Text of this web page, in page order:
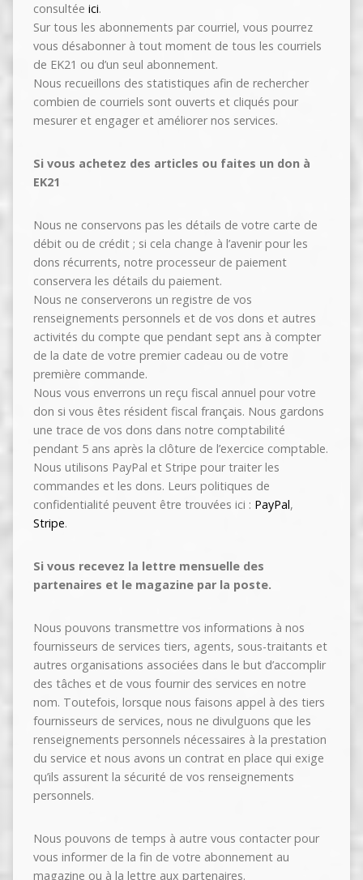
consultée ici.
Sur tous les abonnements par courriel, vous pourrez
vous désabonner à tout moment de tous les courriels
de EK21 ou d’un seul abonnement.
Nous recueillons des statistiques afin de rechercher
combien de courriels sont ouverts et cliqués pour
mesurer et engager et améliorer nos services.
Si vous achetez des articles ou faites un don à
EK21
Nous ne conservons pas les détails de votre carte de
débit ou de crédit ; si cela change à l’avenir pour les
dons récurrents, notre processeur de paiement
conservera les détails du paiement.
Nous ne conserverons un registre de vos
renseignements personnels et de vos dons et autres
activités du compte que pendant sept ans à compter
de la date de votre premier cadeau ou de votre
première commande.
Nous vous enverrons un reçu fiscal annuel pour votre
don si vous êtes résident fiscal français. Nous gardons
une trace de vos dons dans notre comptabilité
pendant 5 ans après la clôture de l’exercice comptable.
Nous utilisons PayPal et Stripe pour traiter les
commandes et les dons. Leurs politiques de
confidentialité peuvent être trouvées ici : PayPal,
Stripe.
Si vous recevez la lettre mensuelle des
partenaires et le magazine par la poste.
Nous pouvons transmettre vos informations à nos
fournisseurs de services tiers, agents, sous-traitants et
autres organisations associées dans le but d’accomplir
des tâches et de vous fournir des services en notre
nom. Toutefois, lorsque nous faisons appel à des tiers
fournisseurs de services, nous ne divulguons que les
renseignements personnels nécessaires à la prestation
du service et nous avons un contrat en place qui exige
qu’ils assurent la sécurité de vos renseignements
personnels.
Nous pouvons de temps à autre vous contacter pour
vous informer de la fin de votre abonnement au
magazine ou à la lettre aux partenaires.